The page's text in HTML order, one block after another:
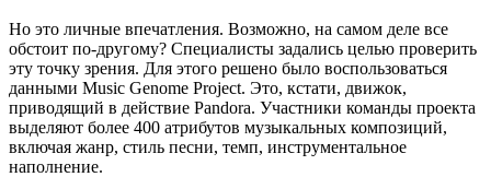
Но это личные впечатления. Возможно, на самом деле все
обстоит по-другому? Специалисты задались целью проверить
эту точку зрения. Для этого решено было воспользоваться
данными Music Genome Project. Это, кстати, движок,
приводящий в действие Pandora. Участники команды проекта
выделяют более 400 атрибутов музыкальных композиций,
включая жанр, стиль песни, темп, инструментальное
наполнение.